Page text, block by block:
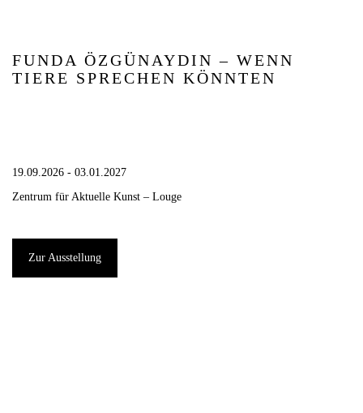
FUNDA ÖZGÜNAYDIN – WENN
TIERE SPRECHEN KÖNNTEN
19.09.2026 - 03.01.2027
Zentrum für Aktuelle Kunst – Louge
Zur Ausstellung